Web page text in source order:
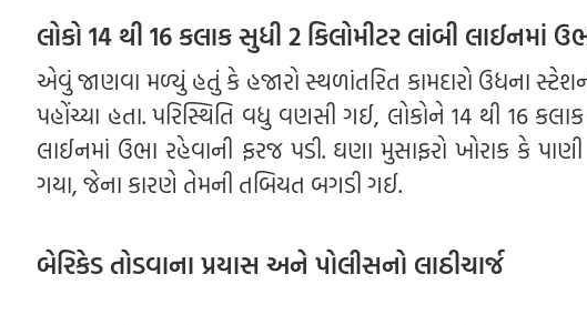
લોકો 14 થી 16 કલાક સુધી 2 કિલોમીટર લાંબી લાઈનમાં
એવું જાણવા મળ્યું હતું કે હજારો સ્થળાંતરિત કામદારો ઉધના
પહોંચ્યા હતા. પરિસ્થિતિ વધુ વણસી ગઈ, લોકોને 14 થી 16
લાઈનમાં ઉભા રહેવાની ફરજ પડી. ઘણા મુસાફરો ખોરાક કે
ગયા, જેના કારણે તેમની તબિયત બગડી ગઈ.
બેરિકેડ તોડવાના પ્રયાસ અને પોલીસનો લાઠીચાર્જ